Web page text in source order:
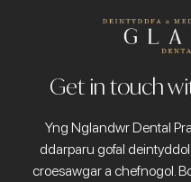
Get in touch
Yng Nglandwr Dental
ddarparu gofal
croesawgar a chefnogol.